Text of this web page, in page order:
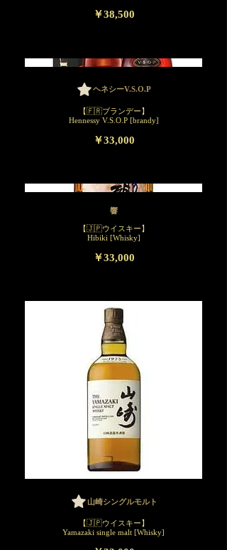
￥38,500
ヘネシーV.S.O.P
【🇫🇷ブランデー】
Hennessy V.S.O.P [brandy]
￥33,000
響
【🇯🇵ウイスキー】
Hibiki [Whisky]
￥33,000
山崎シングルモルト
【🇯🇵ウイスキー】
Yamazaki single malt [Whisky]